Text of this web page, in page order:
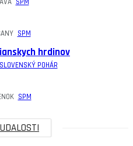
SPM
hrdinov
SLOVENSKÝ POHÁR
SPM